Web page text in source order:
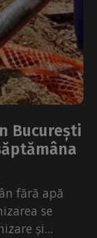
București
fără apă
se
și...